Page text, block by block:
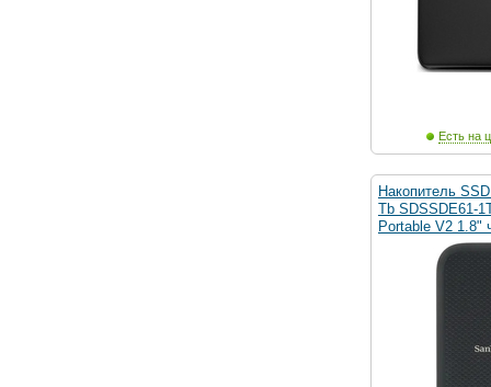
Есть на
Накопитель
Tb SDSSDE61-
Portable V2 1.8"